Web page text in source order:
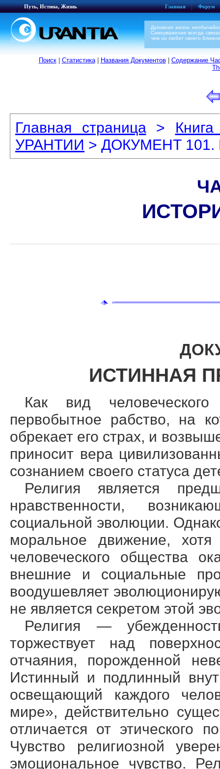
Путь, Истина, Жизнь Главная Форум
Духовная жизнь
Самоуважение всегда
чем он любит своего
Поиск| Статистика| Названия Документов| Содержание
Главная страница>
УРАНТИИ > ДОКУМЕНТ
ИСТИННАЯ
Как вид
первобытное рабство, на
обрекает его страх, и
приносит вера
сознанием своего статуса
Религия является
нравственности,
социальной эволюции.
моральное движение,
человеческого общества
внешние и социальные
воодушевляет
не является секретом этой
Религия —
торжествует над
отчаяния, порожденной
Истинный и подлинный
освещающий каждого
мире», действительно
отличается от этического
Чувство религиозной
эмоциональное чувство.